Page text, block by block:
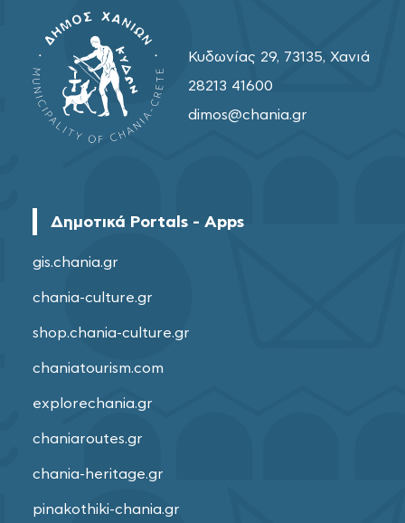
Κυδωνίας 29, 73135, Χανιά
28213 41600
dimos@chania.gr
Δημοτικά Portals - Apps
gis.chania.gr
chania-culture.gr
shop.chania-culture.gr
chaniatourism.com
explorechania.gr
chaniaroutes.gr
chania-heritage.gr
pinakothiki-chania.gr